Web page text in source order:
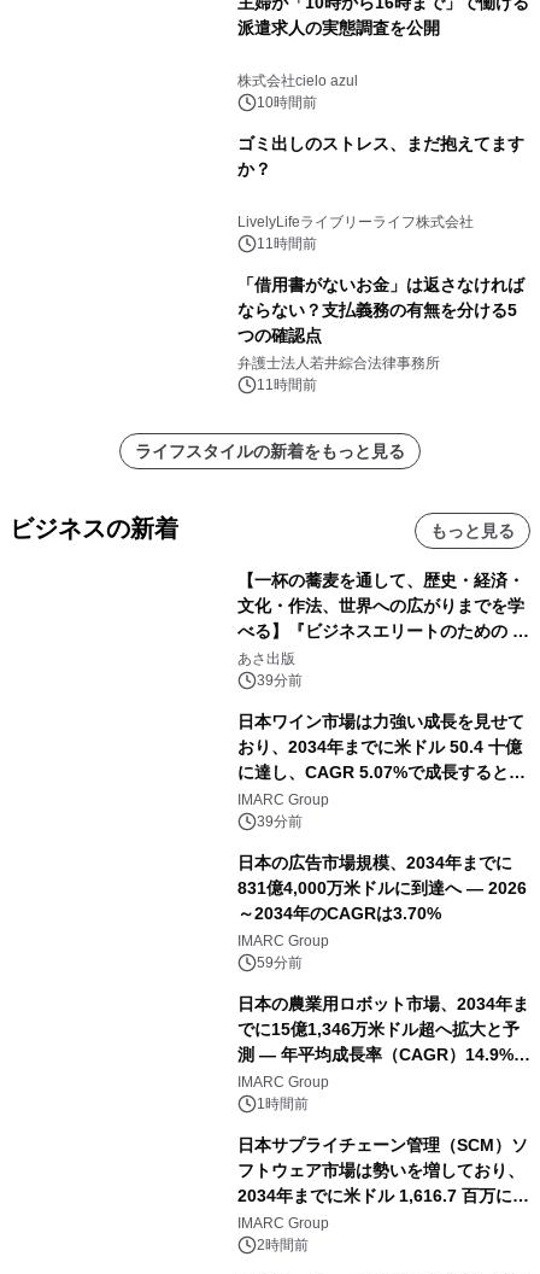
派遣求人の実態調査を公開
株式会社cielo azul
10時間前
ゴミ出しのストレス、まだ抱えてます
か？
LivelyLifeライブリーライフ株式会社
11時間前
「借用書がないお金」は返さなければ
ならない？支払義務の有無を分ける5
つの確認点
弁護士法人若井綜合法律事務所
11時間前
ライフスタイルの新着をもっと見る
ビジネスの新着 もっと見る
【一杯の蕎麦を通して、歴史・経済・
文化・作法、世界への広がりまでを学
べる】『ビジネスエリートのための 教
養としての蕎麦』2026年8月25日
（火）発売
あさ出版
39分前
日本ワイン市場は力強い成長を見せて
おり、2034年までに米ドル 50.4 十億
に達し、CAGR 5.07%で成長すると予
測
IMARC Group
39分前
日本の広告市場規模、2034年までに
831億4,000万米ドルに到達へ ― 2026
～2034年のCAGRは3.70%
IMARC Group
59分前
日本の農業用ロボット市場、2034年ま
でに15億1,346万米ドル超へ拡大と予
測 ― 年平均成長率（CAGR）14.9%を
記録
IMARC Group
1時間前
日本サプライチェーン管理（SCM）ソ
フトウェア市場は勢いを増しており、
2034年までに米ドル 1,616.7 百万に達
し、CAGR 3.42%で成長すると予測
IMARC Group
2時間前